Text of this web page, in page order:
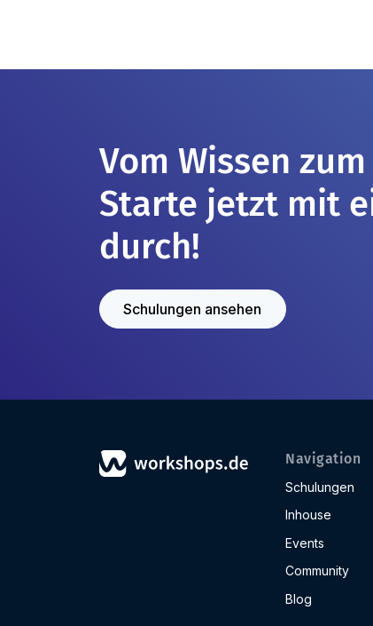
Vom Wissen
Starte jetzt mit
durch!
Schulungen ansehen
Navigation
Schulungen
Inhouse
Events
Community
Blog